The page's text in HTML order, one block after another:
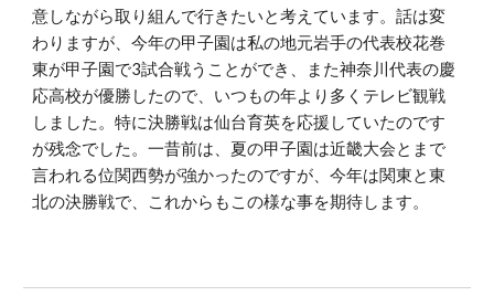
意しながら取り組んで行きたいと考えています。話は変
わりますが、今年の甲子園は私の地元岩手の代表校花巻
東が甲子園で3試合戦うことができ、また神奈川代表の慶
応高校が優勝したので、いつもの年より多くテレビ観戦
しました。特に決勝戦は仙台育英を応援していたのです
が残念でした。一昔前は、夏の甲子園は近畿大会とまで
言われる位関西勢が強かったのですが、今年は関東と東
北の決勝戦で、これからもこの様な事を期待します。